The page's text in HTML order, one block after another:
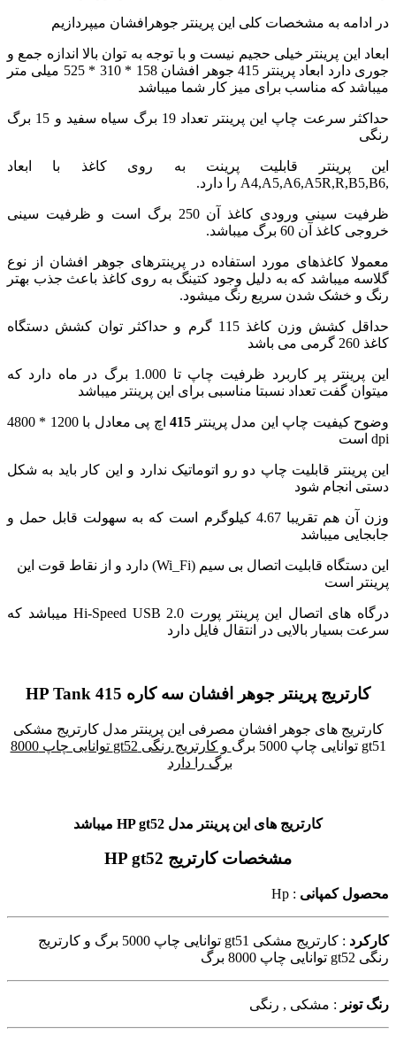
در ادامه به مشخصات کلی این پرینتر جوهرافشان میپردازیم
ابعاد این پرینتر خیلی حجیم نیست و با توجه به توان بالا اندازه جمع و
جوری دارد ابعاد پرینتر 415 جوهر افشان 158 * 310 * 525 میلی متر
میباشد که مناسب برای میز کار شما میباشد
حداکثر سرعت چاپ این پرینتر تعداد 19 برگ سیاه سفید و 15 برگ
رنگی
این پرینتر قابلیت پرینت به روی کاغذ با ابعاد
,A4,A5,A6,A5R,R,B5,B6 را دارد.
ظرفیت سینی ورودی کاغذ آن 250 برگ است و ظرفیت سینی
خروجی کاغذ آن 60 برگ میباشد.
معمولا کاغذهای مورد استفاده در پرینترهای جوهر افشان از نوع
گلاسه میباشد که به دلیل وجود کتینگ به روی کاغذ باعث جذب بهتر
رنگ و خشک شدن سریع رنگ میشود.
حداقل کشش وزن کاغذ 115 گرم و حداکثر توان کشش دستگاه
کاغذ 260 گرمی می باشد
این پرینتر پر کاربرد ظرفیت چاپ تا 1.000 برگ در ماه دارد که
میتوان گفت تعداد نسبتا مناسبی برای این پرینتر میباشد
وضوح کیفیت چاپ این مدل پرینتر 415
اچ پی معادل با 1200 * 4800
dpi است
این پرینتر قابلیت چاپ دو رو اتوماتیک ندارد و این کار باید به شکل
دستی انجام شود
وزن آن هم تقریبا 4.67 کیلوگرم است که به سهولت قابل حمل و
جابجایی میباشد
این دستگاه قابلیت اتصال بی سیم (Wi_Fi) دارد و از نقاط قوت این
پرینتر است
درگاه های اتصال این پرینتر پورت Hi-Speed USB 2.0 میباشد که
سرعت بسیار بالایی در انتقال فایل دارد
کارتریج پرینتر جوهر افشان سه کاره HP Tank 415
کارتریج های جوهر افشان مصرفی این پرینتر مدل کارتریج مشکی
gt51 توانایی چاپ 5000 برگ
و کارتریج رنگی gt52 توانایی چاپ 8000
برگ را دارد
کارتریج های این پرینتر مدل HP gt52 میباشد
مشخصات کارتریج HP gt52
محصول کمپانی : Hp
کارکرد
: کارتریج مشکی gt51 توانایی چاپ 5000 برگ و کارتریج
رنگی gt52 توانایی چاپ 8000 برگ
رنگ تونر : مشکی , رنگی